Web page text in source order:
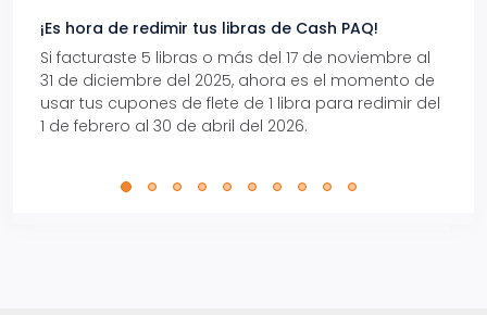
¡Es hora de redimir tus libras de Cash PAQ!
Si facturaste 5 libras o más del 17 de noviembre al
31 de diciembre del 2025, ahora es el momento de
usar tus cupones de flete de 1 libra para redimir del
1 de febrero al 30 de abril del 2026.